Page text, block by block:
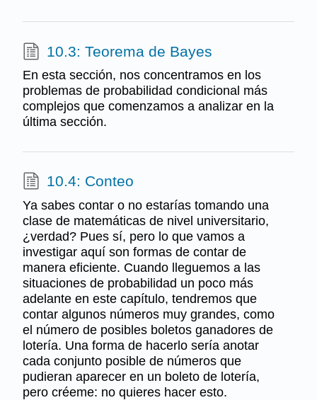
10.3: Teorema de Bayes
En esta sección, nos concentramos en los
problemas de probabilidad condicional más
complejos que comenzamos a analizar en la
última sección.
10.4: Conteo
Ya sabes contar o no estarías tomando una
clase de matemáticas de nivel universitario,
¿verdad? Pues sí, pero lo que vamos a
investigar aquí son formas de contar de
manera eficiente. Cuando lleguemos a las
situaciones de probabilidad un poco más
adelante en este capítulo, tendremos que
contar algunos números muy grandes, como
el número de posibles boletos ganadores de
lotería. Una forma de hacerlo sería anotar
cada conjunto posible de números que
pudieran aparecer en un boleto de lotería,
pero créeme: no quieres hacer esto.